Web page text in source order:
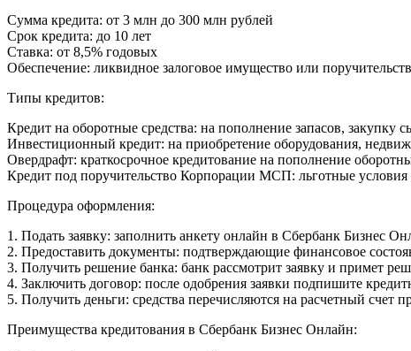
Сумма кредита: от 3 млн до 300 млн рублей
Срок кредита: до 10 лет
Ставка: от 8,5% годовых
Обеспечение: ликвидное залоговое имущество или
Типы кредитов:
Кредит на оборотные средства: на пополнение запасов, закупку
Инвестиционный кредит: на приобретение оборудования,
Овердрафт: краткосрочное кредитование на пополнение
Кредит под поручительство Корпорации МСП: льготные условия
Процедура оформления:
1. Подать заявку: заполнить анкету онлайн в Сбербанк Бизнес
2. Предоставить документы: подтверждающие финансовое
3. Получить решение банка: банк рассмотрит заявку и примет
4. Заключить договор: после одобрения заявки подпишите
5. Получить деньги: средства перечисляются на расчетный счет
Преимущества кредитования в Сбербанк Бизнес Онлайн: